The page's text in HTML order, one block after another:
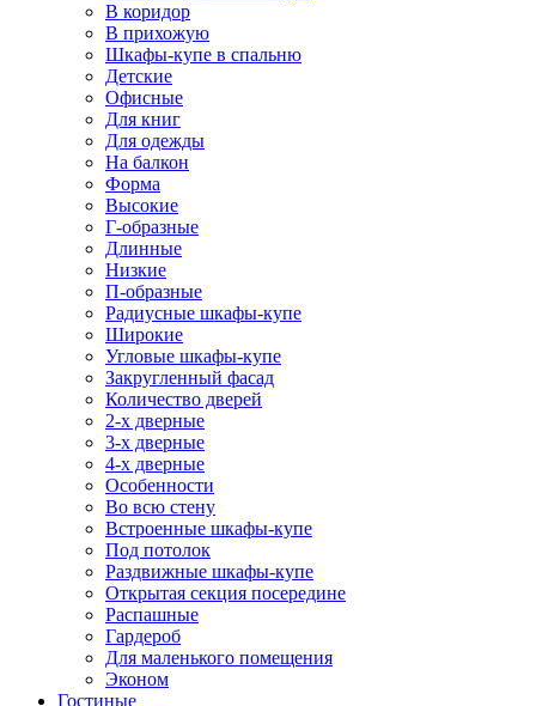
В коридор
В прихожую
Шкафы-купе в спальню
Детские
Офисные
Для книг
Для одежды
На балкон
Форма
Высокие
Г-образные
Длинные
Низкие
П-образные
Радиусные шкафы-купе
Широкие
Угловые шкафы-купе
Закругленный фасад
Количество дверей
2-х дверные
3-х дверные
4-х дверные
Особенности
Во всю стену
Встроенные шкафы-купе
Под потолок
Раздвижные шкафы-купе
Открытая секция посередине
Распашные
Гардероб
Для маленького помещения
Эконом
Гостиные